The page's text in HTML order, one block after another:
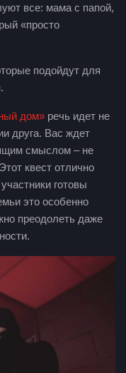
все: мама с папой,
«просто
подойдут для
дом» речь идет не
друга. Вас ждет
смыслом – не
квест отлично
готовы
это особенно
преодолеть даже